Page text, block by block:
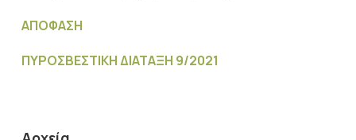
ΑΠΟΦΑΣΗ
ΠΥΡΟΣΒΕΣΤΙΚΗ ΔΙΑΤΑΞΗ 9/2021